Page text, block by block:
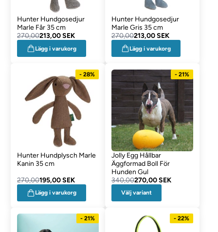
Hunter Hundgosedjur
Marle Får 35 cm
270,00213,00 SEK
Lägg i varukorg
Hunter Hundgosedjur
Marle Gris 35 cm
270,00213,00 SEK
Lägg i varukorg
- 28%
Hunter Hundplysch Marle
Kanin 35 cm
270,00195,00 SEK
Lägg i varukorg
- 21%
Jolly Egg Hållbar
Äggformad Boll För
Hunden Gul
340,00270,00 SEK
Välj variant
- 21% - 22%